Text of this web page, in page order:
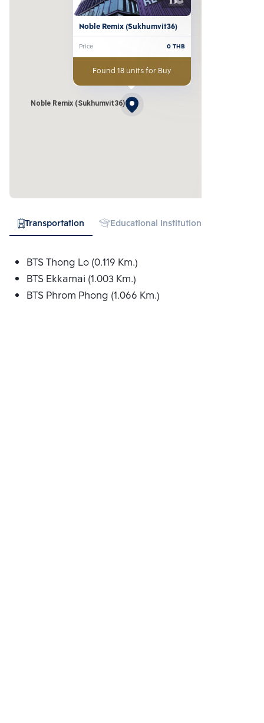
Noble Remix (Sukhumvit36)
Noble Remix (Sukhumvit36)
Price 0THB
Found 18 units for Buy
Transportation Educational Institution
BTS Thong Lo (0.119 Km.)
BTS Ekkamai (1.003 Km.)
BTS Phrom Phong (1.066 Km.)